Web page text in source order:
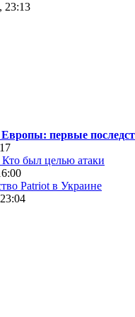
23:13
первые
был целью атаки
Patriot в Украине